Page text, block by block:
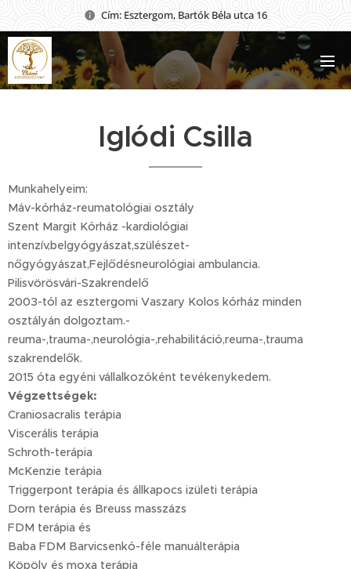
Cím: Esztergom, Bartók Béla utca 16
Iglódi Csilla
Munkahelyeim:
Máv-kórház-reumatológiai osztály
Szent Margit Kórház -kardiológiai
intenzív,belgyógyászat,szülészet-
nőgyógyászat,Fejlődésneurológiai ambulancia.
Pilisvörösvári-Szakrendelő
2003-tól az esztergomi Vaszary Kolos kórház minden
osztályán dolgoztam.-
reuma-,trauma-,neurológia-,rehabilitáció,reuma-,trauma
szakrendelők.
2015 óta egyéni vállalkozóként tevékenykedem.
Végzettségek:
Craniosacralis terápia
Viscerális terápia
Schroth-terápia
McKenzie terápia
Triggerpont terápia és állkapocs izületi terápia
Dorn terápia és Breuss masszázs
FDM terápia és
Baba FDM Barvicsenkó-féle manuálterápia
Köpöly és moxa terápia